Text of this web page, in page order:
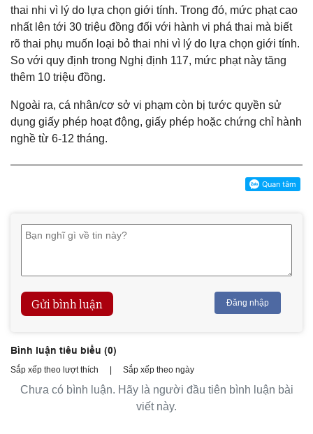
thai nhi vì lý do lựa chọn giới tính. Trong đó, mức phạt cao
nhất lên tới 30 triệu đồng đối với hành vi phá thai mà biết
rõ thai phụ muốn loại bỏ thai nhi vì lý do lựa chọn giới tính.
So với quy định trong Nghị định 117, mức phạt này tăng
thêm 10 triệu đồng.
Ngoài ra, cá nhân/cơ sở vi phạm còn bị tước quyền sử
dụng giấy phép hoạt động, giấy phép hoặc chứng chỉ hành
nghề từ 6-12 tháng.
Gửi bình luận Đăng nhập
Bình luận tiêu biểu (0)
Sắp xếp theo lượt thích Sắp xếp theo ngày
Chưa có bình luận. Hãy là người đầu tiên bình luận bài
viết này.